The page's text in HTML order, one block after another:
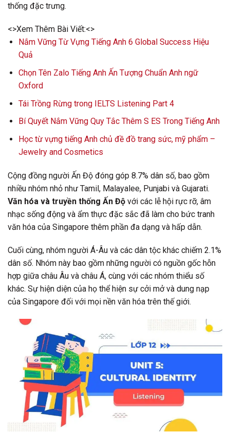
thống đặc trưng.
<>Xem Thêm Bài Viết:<>
Nắm Vững Từ Vựng Tiếng Anh 6 Global Success Hiệu
Quả
Chọn Tên Zalo Tiếng Anh Ấn Tượng Chuẩn Anh ngữ
Oxford
Tái Trồng Rừng trong IELTS Listening Part 4
Bí Quyết Nắm Vững Quy Tắc Thêm S ES Trong Tiếng Anh
Học từ vựng tiếng Anh chủ đề đồ trang sức, mỹ phẩm –
Jewelry and Cosmetics
Cộng đồng người Ấn Độ đóng góp 8.7% dân số, bao gồm
nhiều nhóm nhỏ như Tamil, Malayalee, Punjabi và Gujarati.
Văn hóa và truyền thống Ấn Độ với các lễ hội rực rỡ, âm
nhạc sống động và ẩm thực đặc sắc đã làm cho bức tranh
văn hóa của Singapore thêm phần đa dạng và hấp dẫn.
Cuối cùng, nhóm người Á-Âu và các dân tộc khác chiếm 2.1%
dân số. Nhóm này bao gồm những người có nguồn gốc hỗn
hợp giữa châu Âu và châu Á, cùng với các nhóm thiểu số
khác. Sự hiện diện của họ thể hiện sự cởi mở và dung nạp
của Singapore đối với mọi nền văn hóa trên thế giới.